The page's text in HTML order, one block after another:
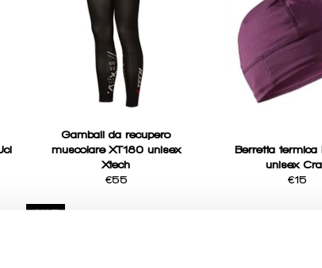
Gambali da recupero
muscolare XT180 unisex
Xtech
Regular
€55
Berretta termica
unisex
Regular
€15
SALE